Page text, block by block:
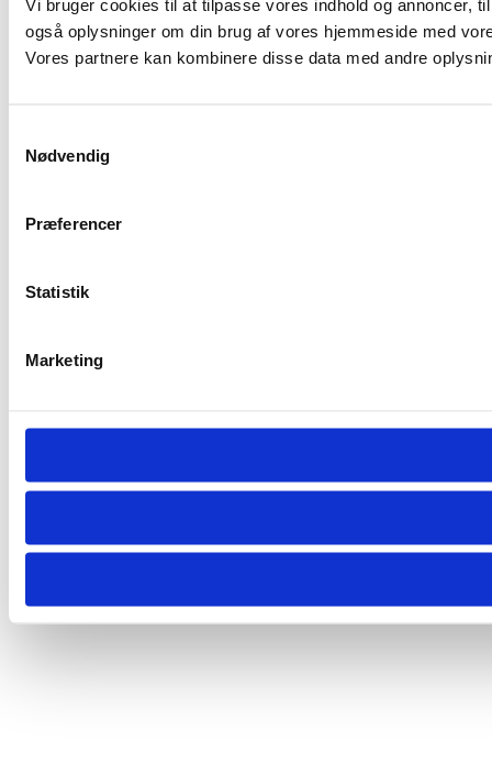
Vi bruger cookies til at tilpasse vores indhold og annoncer,
også oplysninger om din brug af vores hjemmeside med
Vores partnere kan kombinere disse data med andre
Nødvendig
Præferencer
Statistik
Marketing